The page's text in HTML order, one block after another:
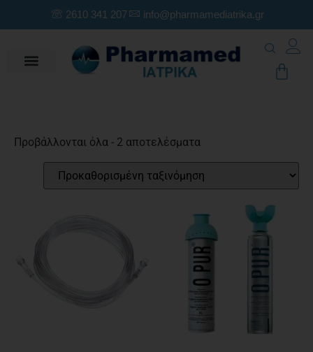
2610 341 207 info@pharmamediatrika.gr
Προβάλλονται όλα - 2 αποτελέσματα